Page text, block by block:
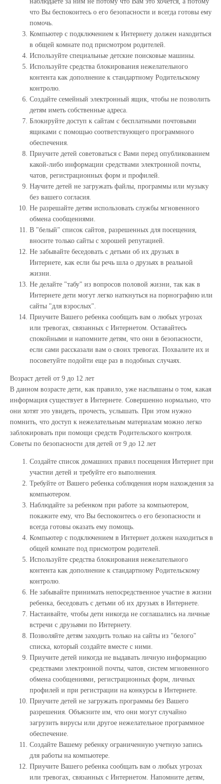
что Вы беспокоитесь о его безопасности и всегда готовы ему
помочь.
Компьютер с подключением к Интернету должен находиться
в общей комнате под присмотром родителей.
Используйте специальные детские поисковые машины.
Используйте средства блокирования нежелательного
контента как дополнение к стандартному Родительскому
контролю.
Создайте семейный электронный ящик, чтобы не позволить
детям иметь собственные адреса.
Блокируйте доступ к сайтам с бесплатными почтовыми
ящиками с помощью соответствующего программного
обеспечения.
Приучите детей советоваться с Вами перед опубликованием
какой-либо информации средствами электронной почты,
чатов, регистрационных форм и профилей.
Научите детей не загружать файлы, программы или музыку
без вашего согласия.
Не разрешайте детям использовать службы мгновенного
обмена сообщениями.
В "белый" список сайтов, разрешенных для посещения,
вносите только сайты с хорошей репутацией.
Не забывайте беседовать с детьми об их друзьях в
Интернете, как если бы речь шла о друзьях в реальной
жизни.
Не делайте "табу" из вопросов половой жизни, так как в
Интернете дети могут легко наткнуться на порнографию или
сайты "для взрослых".
Приучите Вашего ребенка сообщать вам о любых угрозах
или тревогах, связанных с Интернетом. Оставайтесь
спокойными и напомните детям, что они в безопасности,
если сами рассказали вам о своих тревогах. Похвалите их и
посоветуйте подойти еще раз в подобных случаях.
Возраст детей от 9 до 12 лет
В данном возрасте дети, как правило, уже наслышаны о том, какая
информация существует в Интернете. Совершенно нормально, что
они хотят это увидеть, прочесть, услышать. При этом нужно
помнить, что доступ к нежелательным материалам можно легко
заблокировать при помощи средств Родительского контроля.
Советы по безопасности для детей от 9 до 12 лет
Создайте список домашних правил посещения Интернет при
участии детей и требуйте его выполнения.
Требуйте от Вашего ребенка соблюдения норм нахождения за
компьютером.
Наблюдайте за ребенком при работе за компьютером,
покажите ему, что Вы беспокоитесь о его безопасности и
всегда готовы оказать ему помощь.
Компьютер с подключением в Интернет должен находиться в
общей комнате под присмотром родителей.
Используйте средства блокирования нежелательного
контента как дополнение к стандартному Родительскому
контролю.
Не забывайте принимать непосредственное участие в жизни
ребенка, беседовать с детьми об их друзьях в Интернете.
Настаивайте, чтобы дети никогда не соглашались на личные
встречи с друзьями по Интернету.
Позволяйте детям заходить только на сайты из "белого"
списка, который создайте вместе с ними.
Приучите детей никогда не выдавать личную информацию
средствами электронной почты, чатов, систем мгновенного
обмена сообщениями, регистрационных форм, личных
профилей и при регистрации на конкурсы в Интернете.
Приучите детей не загружать программы без Вашего
разрешения. Объясните им, что они могут случайно
загрузить вирусы или другое нежелательное программное
обеспечение.
Создайте Вашему ребенку ограниченную учетную запись
для работы на компьютере.
Приучите Вашего ребенка сообщать вам о любых угрозах
или тревогах, связанных с Интернетом. Напомните детям,